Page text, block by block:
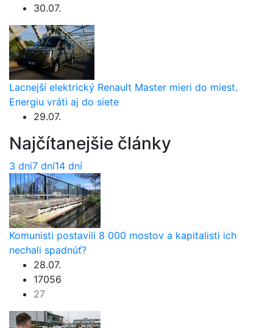
30.07.
Lacnejší elektrický Renault Master mieri do miest.
Energiu vráti aj do siete
29.07.
Najčítanejšie články
3 dni7 dní14 dní
Komunisti postavili 8 000 mostov a kapitalisti ich
nechali spadnúť?
28.07.
17056
27